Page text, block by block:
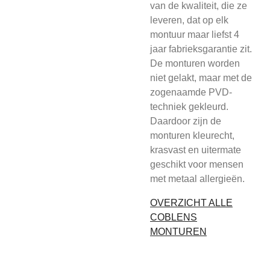
van de kwaliteit, die ze
leveren, dat op elk
montuur maar liefst 4
jaar fabrieksgarantie zit.
De monturen worden
niet gelakt, maar met de
zogenaamde PVD-
techniek gekleurd.
Daardoor zijn de
monturen kleurecht,
krasvast en uitermate
geschikt voor mensen
met metaal allergieën.
OVERZICHT ALLE
COBLENS
MONTUREN